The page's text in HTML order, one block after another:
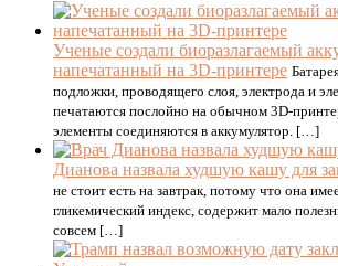
Ученые создали биоразлагаемый
напечатанный на 3D-принтере
подложки, проводящего слоя, электрода и
печатаются послойно на обычном 3D-
элементы соединяются в аккумулятор. […]
Дианова назвала худшую кашу для
не стоит есть на завтрак, потому что она
гликемический индекс, содержит мало
совсем […]